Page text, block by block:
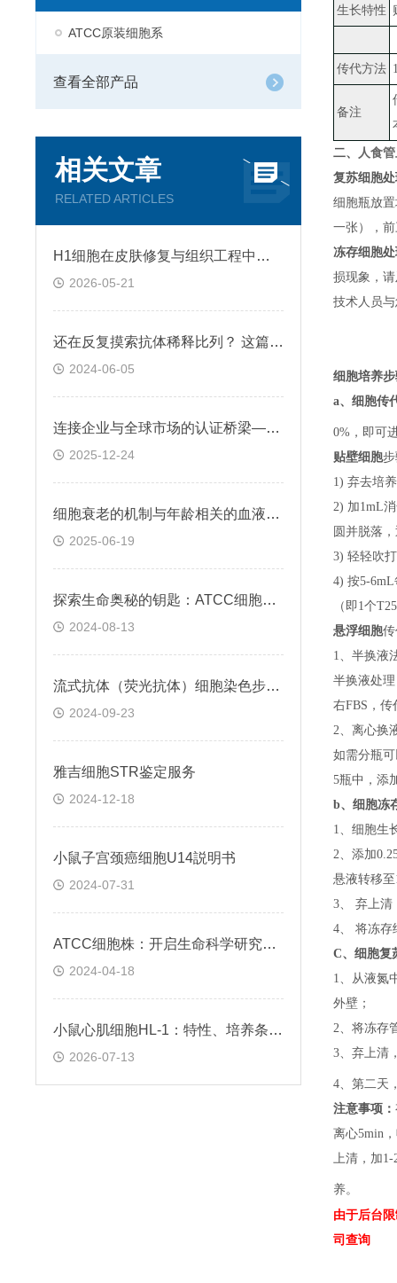
ATCC原装细胞系
查看全部产品
相关文章
RELATED ARTICLES
H1细胞在皮肤修复与组织工程中的应用前景
2026-05-21
还在反复摸索抗体稀释比列？ 这篇IHC秘籍快来收好！
2024-06-05
连接企业与全球市场的认证桥梁——ATCC细胞
2025-12-24
细胞衰老的机制与年龄相关的血液凝固有关
2025-06-19
探索生命奥秘的钥匙：ATCC细胞株的科学之旅
2024-08-13
流式抗体（荧光抗体）细胞染色步骤与注意事项
2024-09-23
雅吉细胞STR鉴定服务
2024-12-18
小鼠子宫颈癌细胞U14説明书
2024-07-31
ATCC细胞株：开启生命科学研究的钥匙
2024-04-18
小鼠心肌细胞HL-1：特性、培养条件与科研应用场景解析
2026-07-13
生长特性
传代方法
备注
二、
人食
复苏细胞
细胞瓶放
一张）
，
冻存细胞
损现象，
技术人员
细胞培养
a、 细胞传
0%，即可
贴壁细胞
1) 弃去培
2) 加1mL
圆并脱落
3) 轻轻吹
4) 按5-
（即1个
悬浮细胞
1、半换液
半换液处
右FBS，
2、离心换
如需分瓶
5瓶中，添
b、 细胞冻
1、细胞生
2、添加
悬液转移
3、 弃上清
4、 将冻存
C、 细胞复
1、 从液氮
外壁；
2、 将冻存
3、 弃上清
4、 第二天
注意事项：
离心5min，
上清，加1-
养。
由于后台
司查询